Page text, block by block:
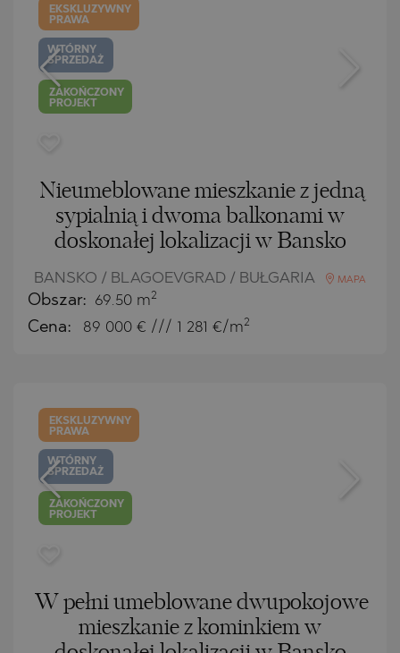
EKSKLUZYWNY
PRAWA
WTÓRNY
SPRZEDAŻ
ZAKOŃCZONY
PROJEKT
Nieumeblowane mieszkanie z jedną
sypialnią i dwoma balkonami w
doskonałej lokalizacji w Bansko
BANSKO / BLAGOEVGRAD / BUŁGARIA MAPA
Obszar: 69.50 m2
Cena: 89 000 € /// 1 281 €/m2
EKSKLUZYWNY
PRAWA
WTÓRNY
SPRZEDAŻ
ZAKOŃCZONY
PROJEKT
W pełni umeblowane dwupokojowe
mieszkanie z kominkiem w